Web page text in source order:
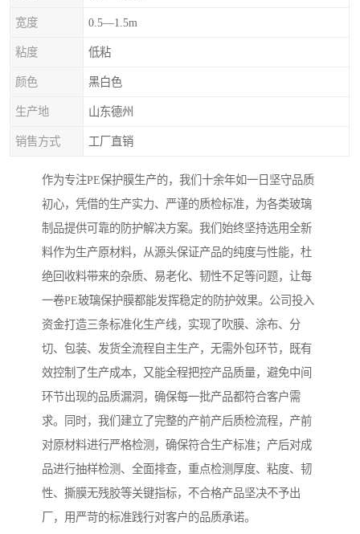
宽度 0.5—1.5m
粘度 低粘
颜色 黑白色
生产地 山东德州
销售方式 工厂直销
作为专注PE保护膜生产的，我们十余年如一日坚守品质
初心，凭借的生产实力、严谨的质检标准，为各类玻璃
制品提供可靠的防护解决方案。我们始终坚持选用全新
料作为生产原材料，从源头保证产品的纯度与性能，杜
绝回收料带来的杂质、易老化、韧性不足等问题，让每
一卷PE玻璃保护膜都能发挥稳定的防护效果。公司投入
资金打造三条标准化生产线，实现了吹膜、涂布、分
切、包装、发货全流程自主生产，无需外包环节，既有
效控制了生产成本，又能全程把控产品质量，避免中间
环节出现的品质漏洞，确保每一批产品都符合客户需
求。同时，我们建立了完整的产前产后质检流程，产前
对原材料进行严格检测，确保符合生产标准；产后对成
品进行抽样检测、全面排查，重点检测厚度、粘度、韧
性、撕膜无残胶等关键指标，不合格产品坚决不予出
厂，用严苛的标准践行对客户的品质承诺。